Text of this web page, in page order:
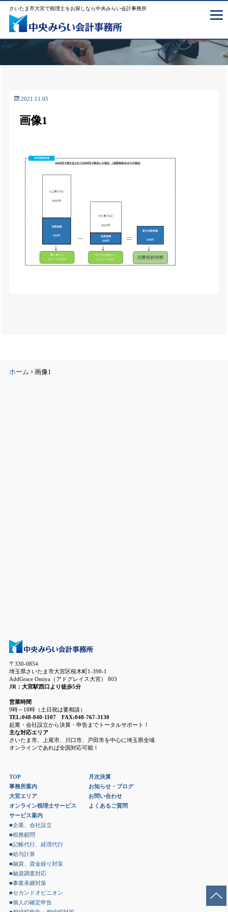
さいたま市大宮で税理士をお探しなら中央みらい会計事務所
2021.11.05
画像1
ホーム ›画像1
〒330-0854
埼玉県さいたま市大宮区桜木町1-398-1
AddGrace Omiya（アドグレイス大宮） 803
JR：大宮駅西口より徒歩5分
営業時間
9時～18時（土日祝は要相談）
TEL:048-840-1107 FAX:048-767-3130
起業・会社設立から決算・申告までトータルサポート！
主な対応エリア
さいたま市、上尾市、川口市、戸田市を中心に埼玉県全域
オンラインであれば全国対応可能！
TOP
事務所案内
大宮エリア
オンライン税理士サービス
サービス案内
■企業、会社設立
■税務顧問
■記帳代行、経理代行
■給与計算
■融資、資金繰り対策
■融資調査対応
■事業承継対策
■セカンドオピニオン
■個人の確定申告
月次決算
お知らせ・ブログ
お問い合わせ
よくあるご質問